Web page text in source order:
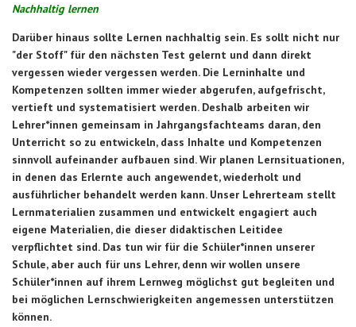
Nachhaltig lernen
Darüber hinaus sollte Lernen nachhaltig sein. Es sollt nicht nur
"der Stoff" für den nächsten Test gelernt und dann direkt
vergessen wieder vergessen werden. Die Lerninhalte und
Kompetenzen sollten immer wieder abgerufen, aufgefrischt,
vertieft und systematisiert werden. Deshalb arbeiten wir
Lehrer*innen gemeinsam in Jahrgangsfachteams daran, den
Unterricht so zu entwickeln, dass Inhalte und Kompetenzen
sinnvoll aufeinander aufbauen sind. Wir planen Lernsituationen,
in denen das Erlernte auch angewendet, wiederholt und
ausführlicher behandelt werden kann. Unser Lehrerteam stellt
Lernmaterialien zusammen und entwickelt engagiert auch
eigene Materialien, die dieser didaktischen Leitidee
verpflichtet sind. Das tun wir für die Schüler*innen unserer
Schule, aber auch für uns Lehrer, denn wir wollen unsere
Schüler*innen auf ihrem Lernweg möglichst gut begleiten und
bei möglichen Lernschwierigkeiten angemessen unterstützen
können.